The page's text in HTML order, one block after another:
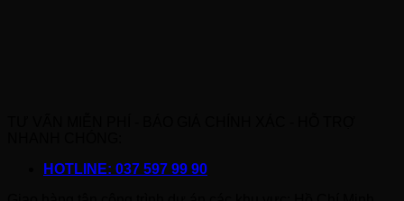
HOTLINE: 037 597 99 90